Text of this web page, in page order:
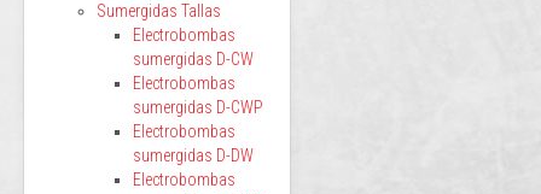
Sumergidas Tallas
Electrobombas
sumergidas D-CW
Electrobombas
sumergidas D-CWP
Electrobombas
sumergidas D-DW
Electrobombas